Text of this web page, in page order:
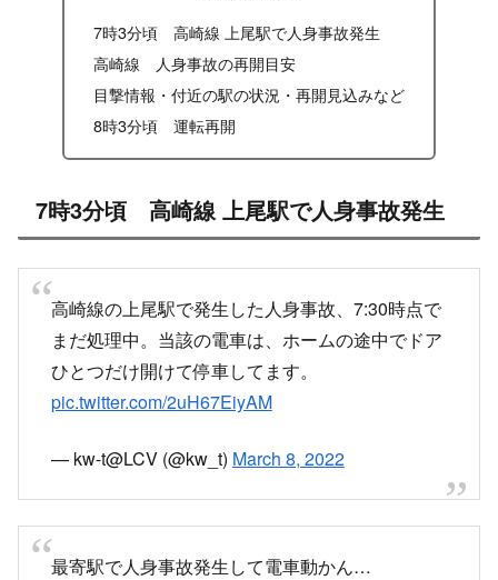
7時3分頃 高崎線 上尾駅で人身事故発生
高崎線 人身事故の再開目安
目撃情報・付近の駅の状況・再開見込みなど
8時3分頃 運転再開
7時3分頃 高崎線 上尾駅で人身事故発生
高崎線の上尾駅で発生した人身事故、7:30時点で
まだ処理中。当該の電車は、ホームの途中でドア
ひとつだけ開けて停車してます。
pic.twitter.com/2uH67EiyAM
— kw-t@LCV (@kw_t) March 8, 2022
最寄駅で人身事故発生して電車動かん…